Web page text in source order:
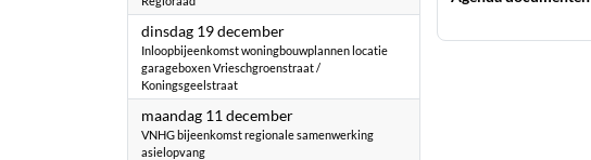
dinsdag 19 december2023
Inloopbijeenkomst woningbouwplannen locatie
garageboxen Vrieschgroenstraat /
Koningsgeelstraat
maandag 11 december2023
VNHG bijeenkomst regionale samenwerking
asielopvang